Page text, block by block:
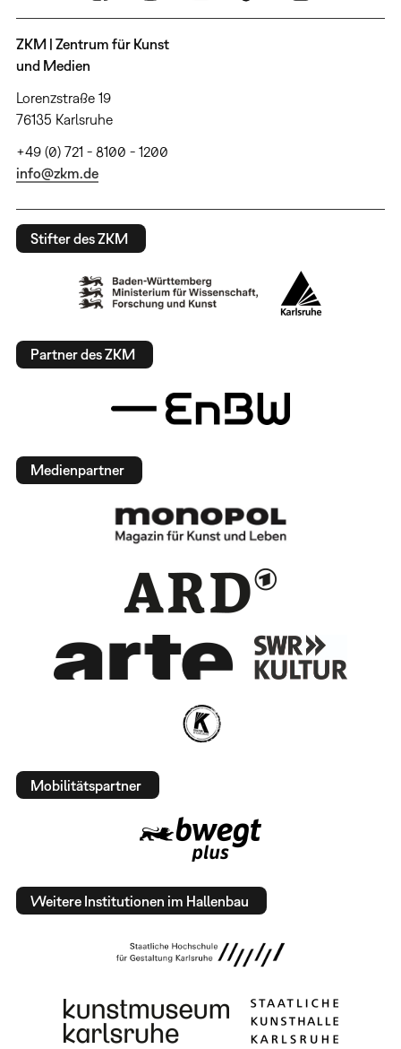
ZKM | Zentrum für Kunst
und Medien
Lorenzstraße 19
76135 Karlsruhe
+49 (0) 721 - 8100 - 1200
info@zkm.de
Stifter des ZKM
Partner des ZKM
Medienpartner
Mobilitätspartner
Weitere Institutionen im Hallenbau